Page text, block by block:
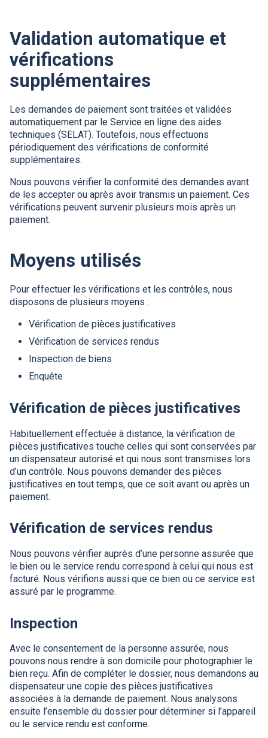
Validation automatique et
vérifications
supplémentaires
Les demandes de paiement sont traitées et validées
automatiquement par le Service en ligne des aides
techniques (SELAT). Toutefois, nous effectuons
périodiquement des vérifications de conformité
supplémentaires.
Nous pouvons vérifier la conformité des demandes avant
de les accepter ou après avoir transmis un paiement. Ces
vérifications peuvent survenir plusieurs mois après un
paiement.
Moyens utilisés
Pour effectuer les vérifications et les contrôles, nous
disposons de plusieurs moyens :
Vérification de pièces justificatives
Vérification de services rendus
Inspection de biens
Enquête
Vérification de pièces justificatives
Habituellement effectuée à distance, la vérification de
pièces justificatives touche celles qui sont conservées par
un dispensateur autorisé et qui nous sont transmises lors
d’un contrôle. Nous pouvons demander des pièces
justificatives en tout temps, que ce soit avant ou après un
paiement.
Vérification de services rendus
Nous pouvons vérifier auprès d’une personne assurée que
le bien ou le service rendu correspond à celui qui nous est
facturé. Nous vérifions aussi que ce bien ou ce service est
assuré par le programme.
Inspection
Avec le consentement de la personne assurée, nous
pouvons nous rendre à son domicile pour photographier le
bien reçu. Afin de compléter le dossier, nous demandons au
dispensateur une copie des pièces justificatives
associées à la demande de paiement. Nous analysons
ensuite l’ensemble du dossier pour déterminer si l’appareil
ou le service rendu est conforme.